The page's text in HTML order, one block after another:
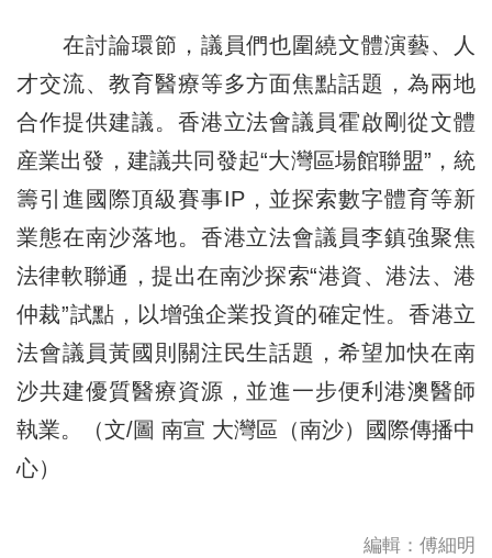
在討論環節，議員們也圍繞文體演藝、人
才交流、教育醫療等多方面焦點話題，為兩地
合作提供建議。香港立法會議員霍啟剛從文體
産業出發，建議共同發起“大灣區場館聯盟”，統
籌引進國際頂級賽事IP，並探索數字體育等新
業態在南沙落地。香港立法會議員李鎮強聚焦
法律軟聯通，提出在南沙探索“港資、港法、港
仲裁”試點，以增強企業投資的確定性。香港立
法會議員黃國則關注民生話題，希望加快在南
沙共建優質醫療資源，並進一步便利港澳醫師
執業。（文/圖 南宣 大灣區（南沙）國際傳播中
心）
編輯：傅細明